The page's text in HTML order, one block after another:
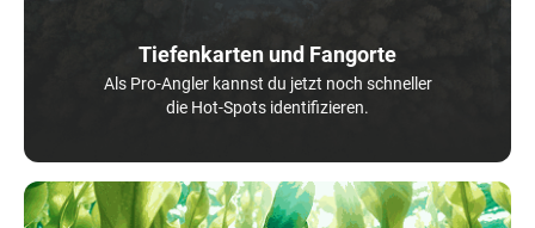
Tiefenkarten und Fangorte
Als Pro-Angler kannst du jetzt noch schneller
die Hot-Spots identifizieren.